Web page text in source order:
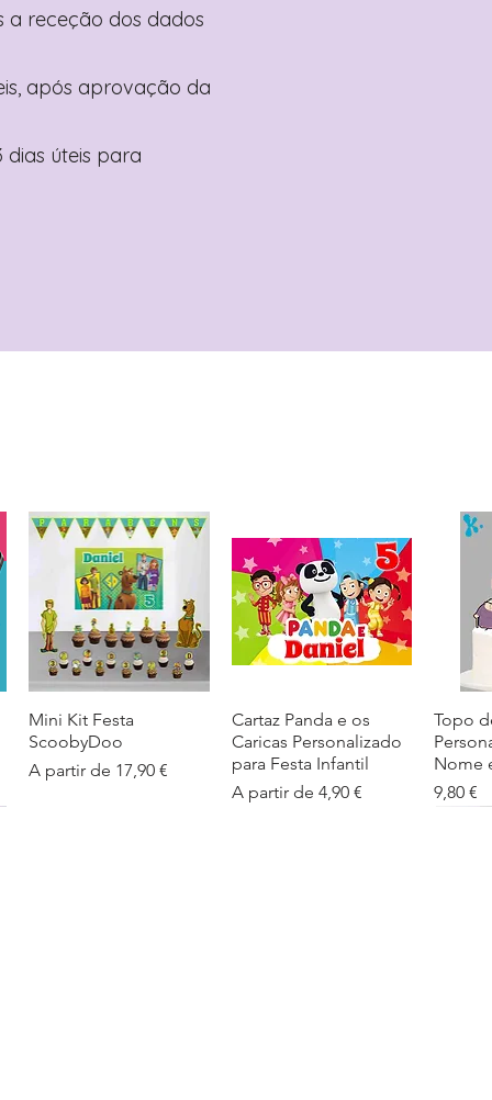
a receção dos dados
após aprovação da
dias úteis para
Visualização rápida
Mini Kit Festa
ScoobyDoo
A partir de 17,90 €
Preço promocional
Visualização rápida
Cartaz Panda e os
Caricas Personalizado
para Festa Infantil
A partir de 4,90 €
Preço promocional
Topo
Nome
Preço
9,80 €